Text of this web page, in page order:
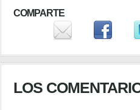
COMPARTE
LOS